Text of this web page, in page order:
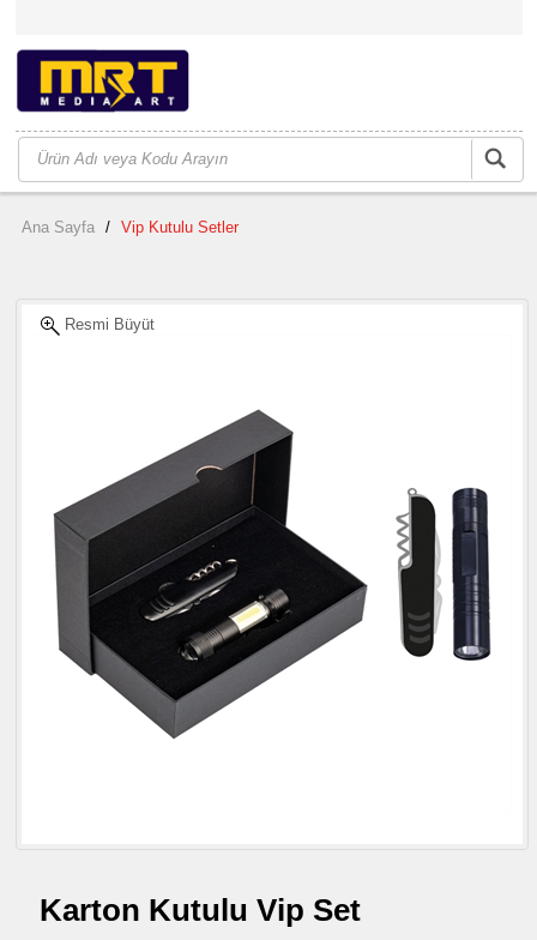
Ana Sayfa / Vip Kutulu Setler
Resmi Büyüt
Karton Kutulu Vip Set